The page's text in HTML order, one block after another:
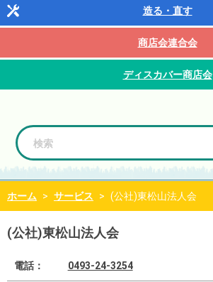
造る・直す
商店会連合会
ディスカバー商店会
ホーム > サービス > (公社)東松山法人会
(公社)東松山法人会
電話： 0493-24-3254